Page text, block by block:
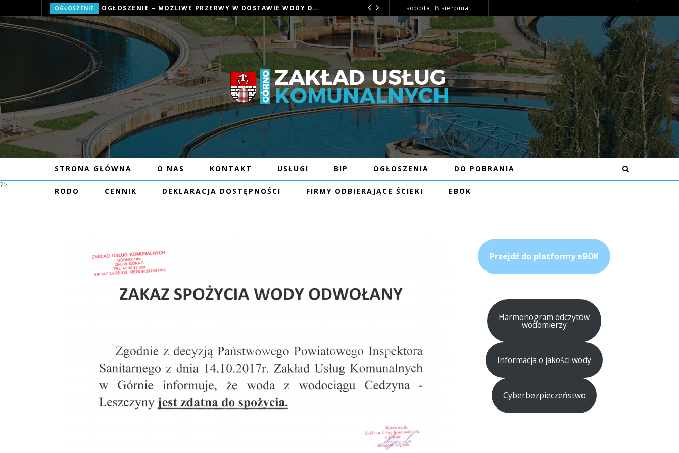
OGŁOSZENIE OGŁOSZENIE – MOŻLIWE PRZERWY W DOSTAWIE WODY DNIA 6.08.26R W MIEJSCOWOŚCI GÓRNO I GÓRNO-ZAWADA OGŁOSZENIE
sobota, 8 sierpnia,
2026
STRONA GŁÓWNA O NAS KONTAKT USŁUGI BIP OGŁOSZENIA DO POBRANIA
RODO CENNIK DEKLARACJA DOSTĘPNOŚCI FIRMY ODBIERAJĄCE ŚCIEKI EBOK
?>
Przejdź do platformy eBOK
Harmonogram odczytów
wodomierzy
Informacja o jakości wody
Cyberbezpieczeństwo